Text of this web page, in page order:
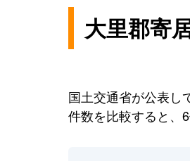
大里郡寄
国土交通省が公表し
件数を比較すると、